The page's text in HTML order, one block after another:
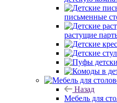
письменные
растущие
Назад
Мебель для